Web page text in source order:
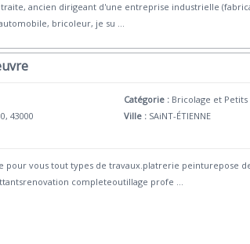
ancien dirigeant d'une entreprise industrielle
bricoleur, je su ...
43000
Catégorie : Bricolage et Petits
Ville : SAiNT-ÉTIENNE
vous tout types de travaux.platrerie peinturepose
completeoutillage profe ...